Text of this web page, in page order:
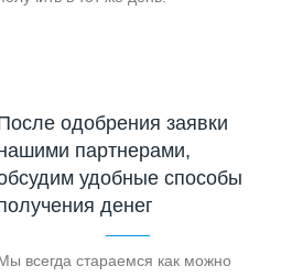
одобрения заявки
партнерами,
удобные способы
денег
всегда стараемся как можно